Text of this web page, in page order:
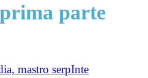
parte
mastro serpInte